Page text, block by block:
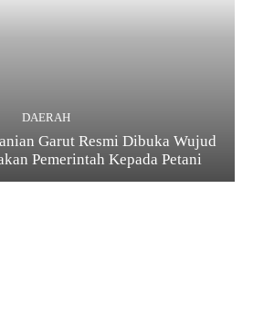
DAERAH
Garut Resmi Dibuka Wujud
Pemerintah Kepada Petani